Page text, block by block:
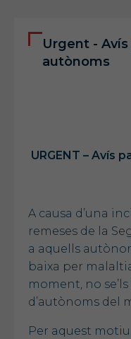
Urgent -
autònoms
URGENT – Avís
A causa d’una
remeses de la
a aquells
baixa per
moment, no
d’autònoms del
Per aquest